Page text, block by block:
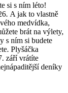
si s ním léto!
A jak to vlastně
medvídka,
brát na výlety,
s ním si budete
Plyšáčka
září vrátíte
deníky